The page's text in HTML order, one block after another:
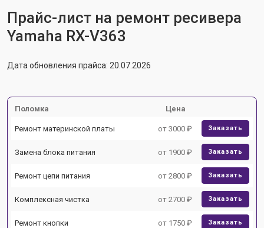
Прайс-лист на ремонт ресивера
Yamaha RX-V363
Дата обновления прайса: 20.07.2026
Поломка Цена
Ремонт материнской платы от 3000 ₽ Заказать
Замена блока питания от 1900 ₽ Заказать
Ремонт цепи питания от 2800 ₽ Заказать
Комплексная чистка от 2700 ₽ Заказать
Ремонт кнопки от 1750 ₽ Заказать